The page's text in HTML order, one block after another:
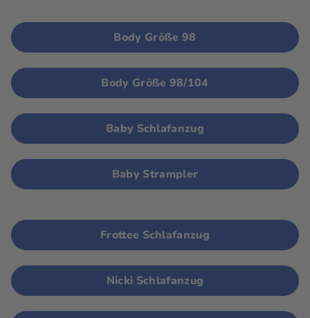
Body Größe 98
Body Größe 98/104
Baby Schlafanzug
Baby Strampler
Frottee Schlafanzug
Nicki Schlafanzug